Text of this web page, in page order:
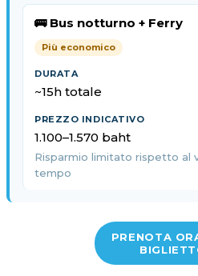
🚌 Bus notturno + Ferry
Più economico
~15h totale
1.100–1.570 baht
Risparmio limitato rispetto al
tempo
PRENOTA